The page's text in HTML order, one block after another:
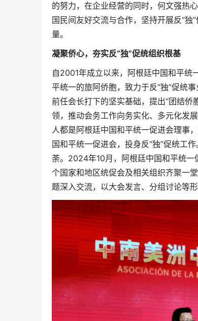
的努力，在企业经营的同时，何文强热
国民间友好交流与合作，坚持开展反“
量。
凝聚侨心，夯实反“独”促统组织根基
自2001年成立以来，阿根廷中国和平统
平统一的旅阿侨胞，致力于反“独”促统
前任会长打下的坚实基础，提出“团结
领，推动会务工作向务实化、多元化发
人都是阿根廷中国和平统一促进会理事
国和平统一促进会，投身反“独”促统工
荼。2024年10月，阿根廷中国和平统
个国家和地区统促会及相关组织齐聚一
题深入交流，以大会发言、分组讨论等